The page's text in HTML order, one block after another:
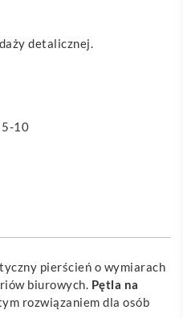
detalicznej.
5-10
pierścień o wymiarach
biurowych. Pętla na
rozwiązaniem dla osób